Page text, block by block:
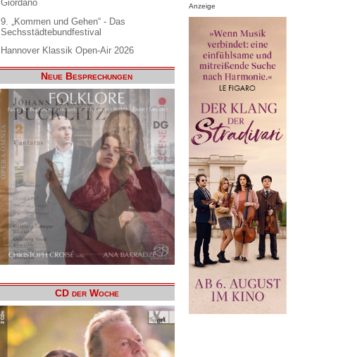
Giordano
9. „Kommen und Gehen“ - Das
Sechsstädtebundfestival
Hannover Klassik Open-Air 2026
Neue Besprechungen
CD der Woche
Anzeige